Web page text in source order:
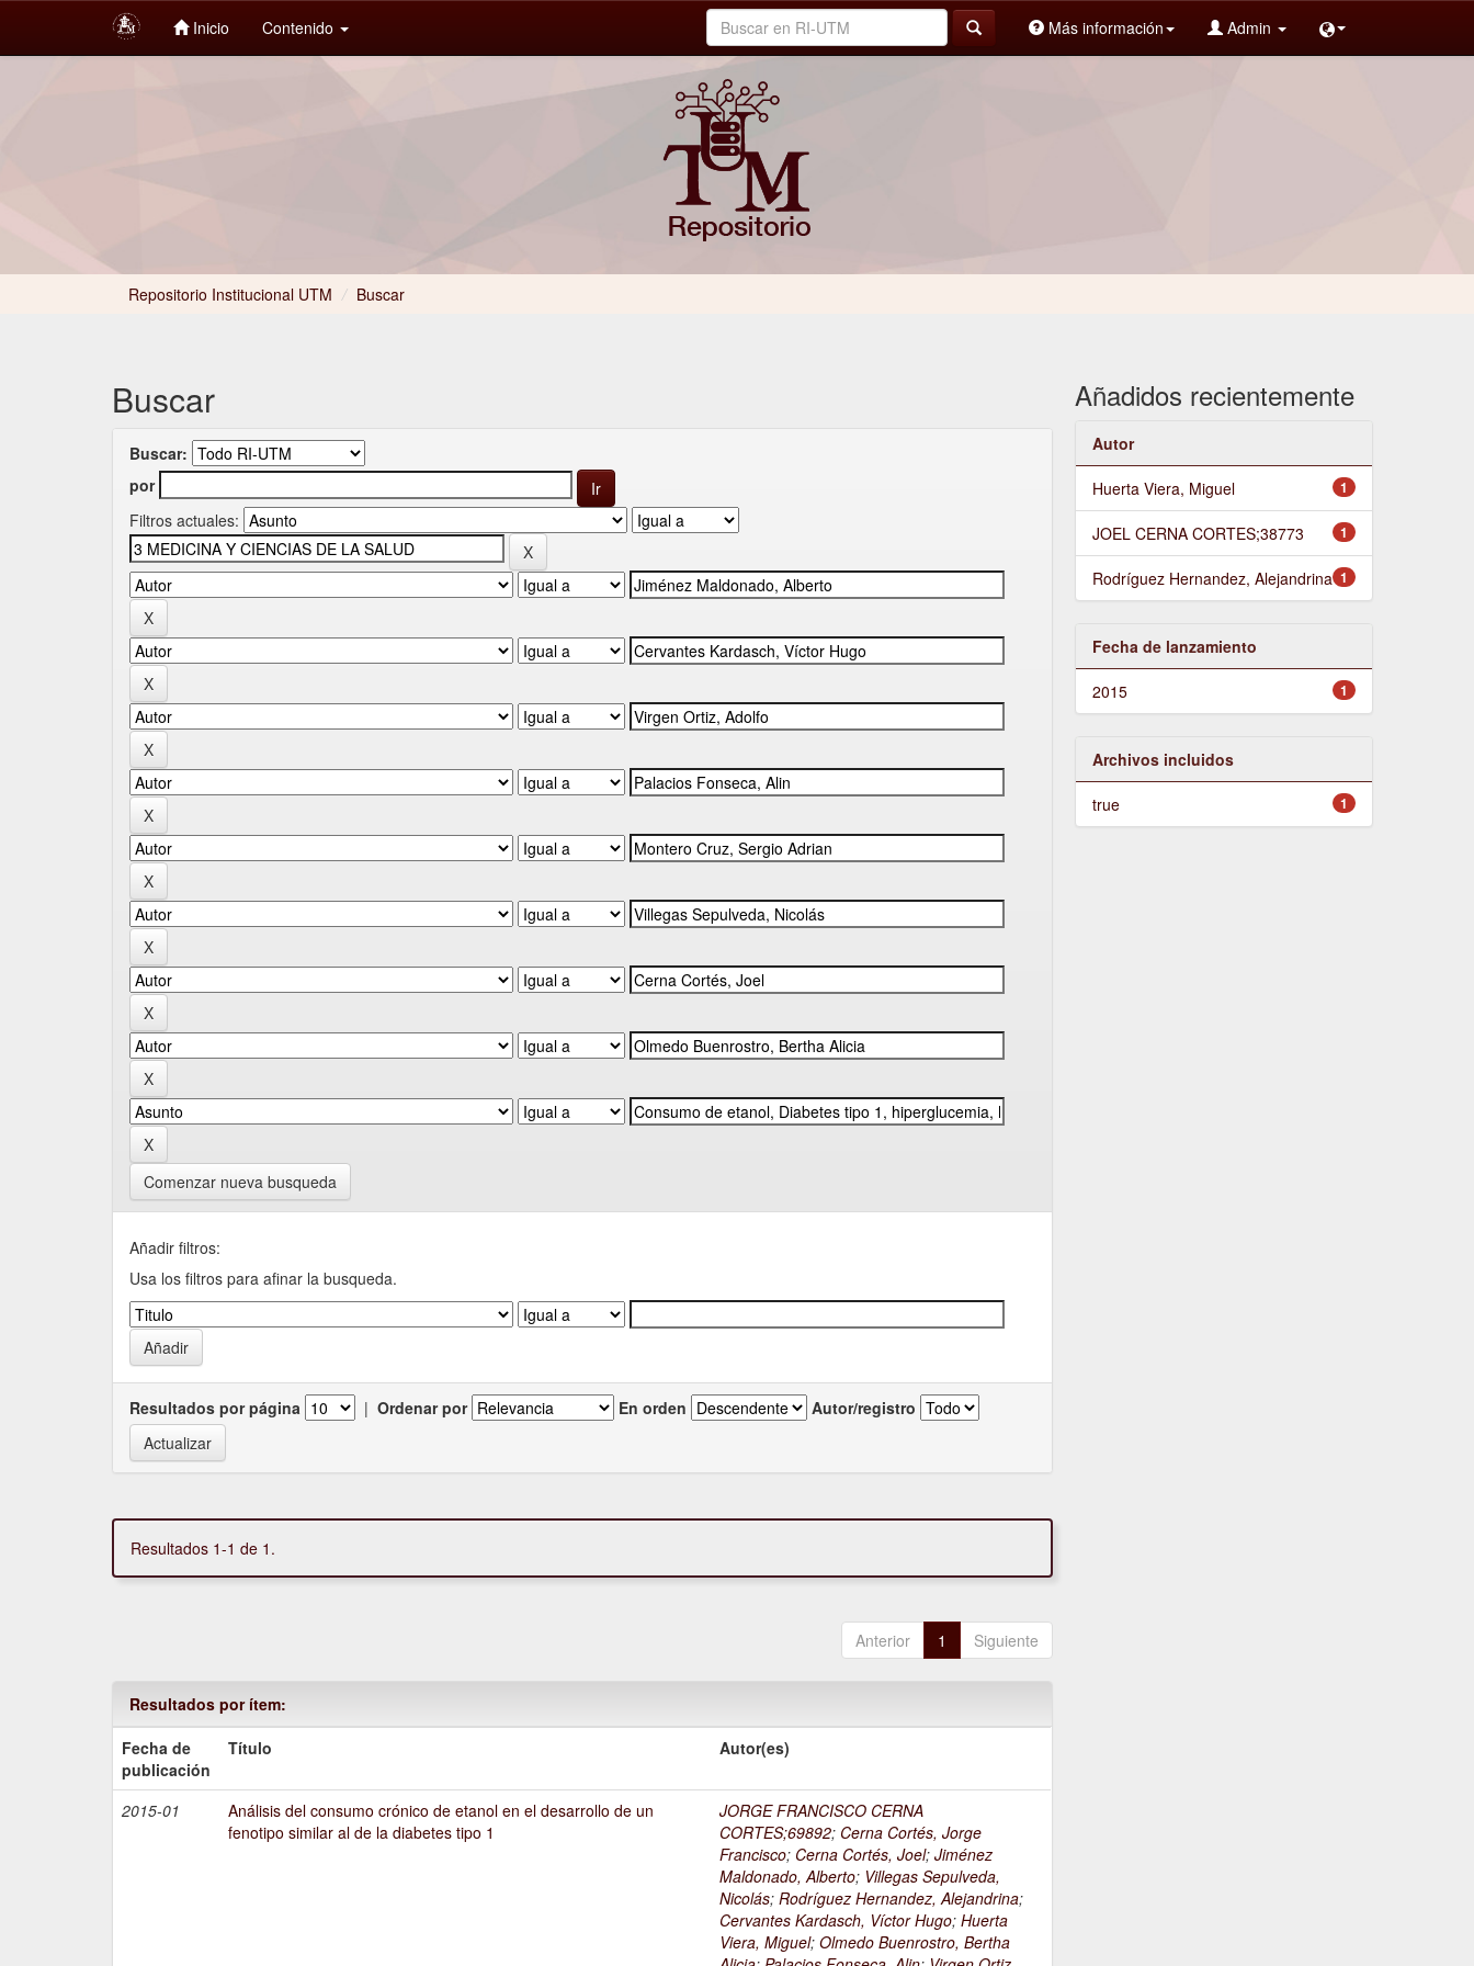
Inicio Contenido Más información Admin
Repositorio Institucional UTM / Buscar
Buscar
Buscar:
por
Filtros actuales:
Comenzar nueva busqueda
Añadir filtros:
Usa los filtros para afinar la busqueda.
Resultados por página | Ordenar por En orden Autor/registro
Resultados 1-1 de 1.
Anterior 1 Siguiente
Resultados por ítem:
Fecha de
publicación
Título Autor(es)
2015-01
Análisis del consumo crónico de etanol en el desarrollo de un
fenotipo similar al de la diabetes tipo 1
JORGE FRANCISCO CERNA
CORTES;69892; Cerna Cortés, Jorge
Francisco; Cerna Cortés, Joel;Jiménez
Maldonado, Alberto; Villegas Sepulveda,
Nicolás;Rodríguez Hernandez, Alejandrina;
Cervantes Kardasch, Víctor Hugo;Huerta
Viera, Miguel;Olmedo Buenrostro, Bertha
Añadidos recientemente
Autor
1
Huerta Viera, Miguel
1
JOEL CERNA CORTES;38773
1
Rodríguez Hernandez, Alejandrina
Fecha de lanzamiento
1
2015
Archivos incluidos
1
true